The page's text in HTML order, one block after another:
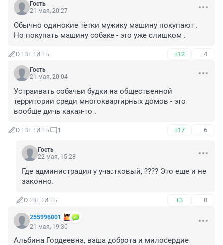
Гость
21 мая, 20:27
Обычно одинокие тётки мужику машину покупают .
Но покупать машину собаке - это уже слишком .
ОТВЕТИТЬ +12 –4
Гость
21 мая, 20:04
Устраивать собачьи будки на общественной
территории среди многоквартирных домов - это
вообще дичь какая-то .
ОТВЕТИТЬ 1 +17 –6
Гость
22 мая, 15:28
Где администрация у участковый, ???? Это еще и не
законно.
ОТВЕТИТЬ +3 –0
255996001
21 мая, 19:30
Альбина Гордеевна, ваша доброта и милосердие